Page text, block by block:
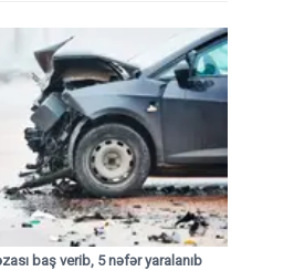
baş verib, 5 nəfər yaralanıb